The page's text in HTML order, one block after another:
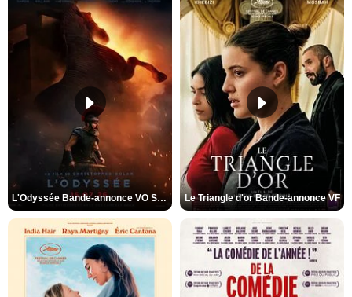
L'Odyssée Bande-annonce VO STFR Le Triangle d'or Bande-annonce VF